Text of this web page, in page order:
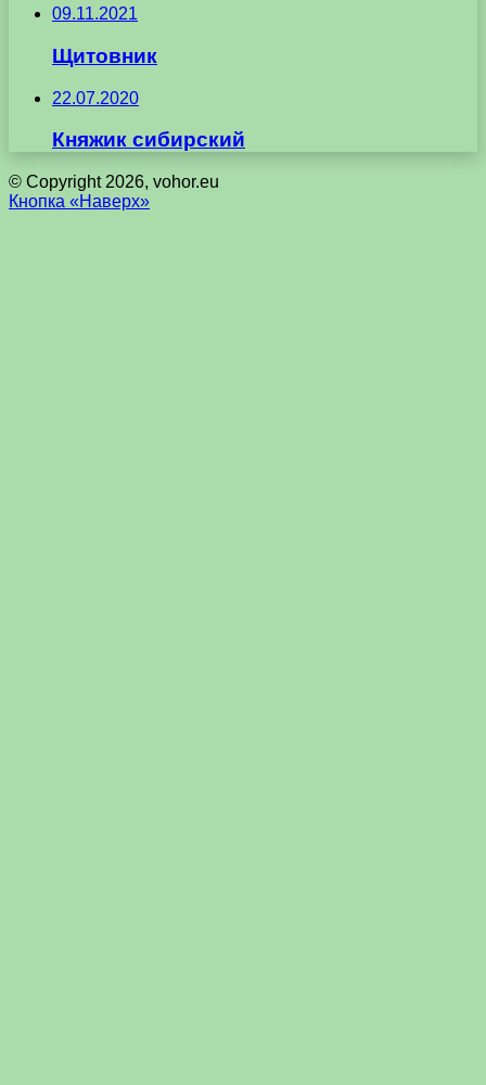
09.11.2021
Щитовник
22.07.2020
Княжик сибирский
© Copyright 2026, vohor.eu
Кнопка «Наверх»